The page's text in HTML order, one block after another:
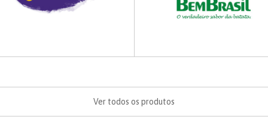
Ver todos os produtos